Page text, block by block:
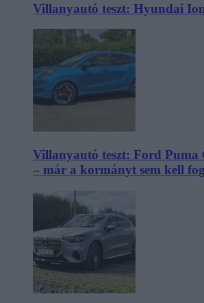
Villanyautó teszt: Hyundai
Villanyautó teszt: Ford Puma
– már a kormányt sem kell